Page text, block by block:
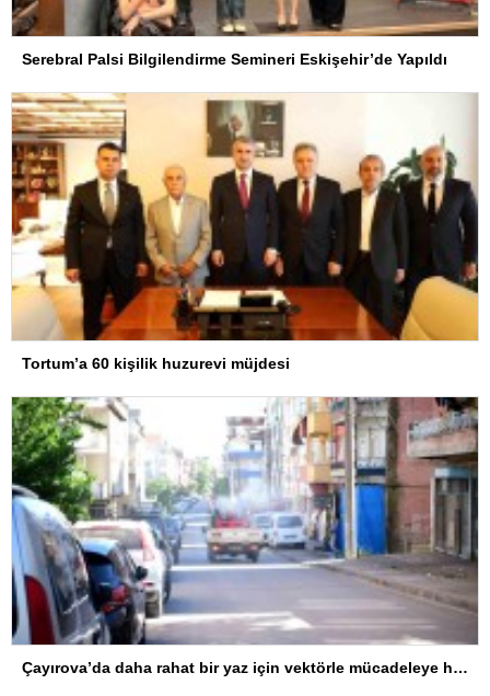
Serebral Palsi Bilgilendirme Semineri Eskişehir’de Yapıldı
Tortum’a 60 kişilik huzurevi müjdesi
Çayırova’da daha rahat bir yaz için vektörle mücadeleye hız verildi